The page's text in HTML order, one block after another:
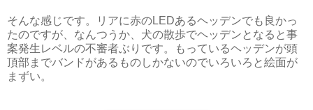
そんな感じです。リアに赤のLEDあるヘッデンでも良かっ
たのですが、なんつうか、犬の散歩でヘッデンとなると事
案発生レベルの不審者ぶりです。もっているヘッデンが頭
頂部までバンドがあるものしかないのでいろいろと絵面が
まずい。